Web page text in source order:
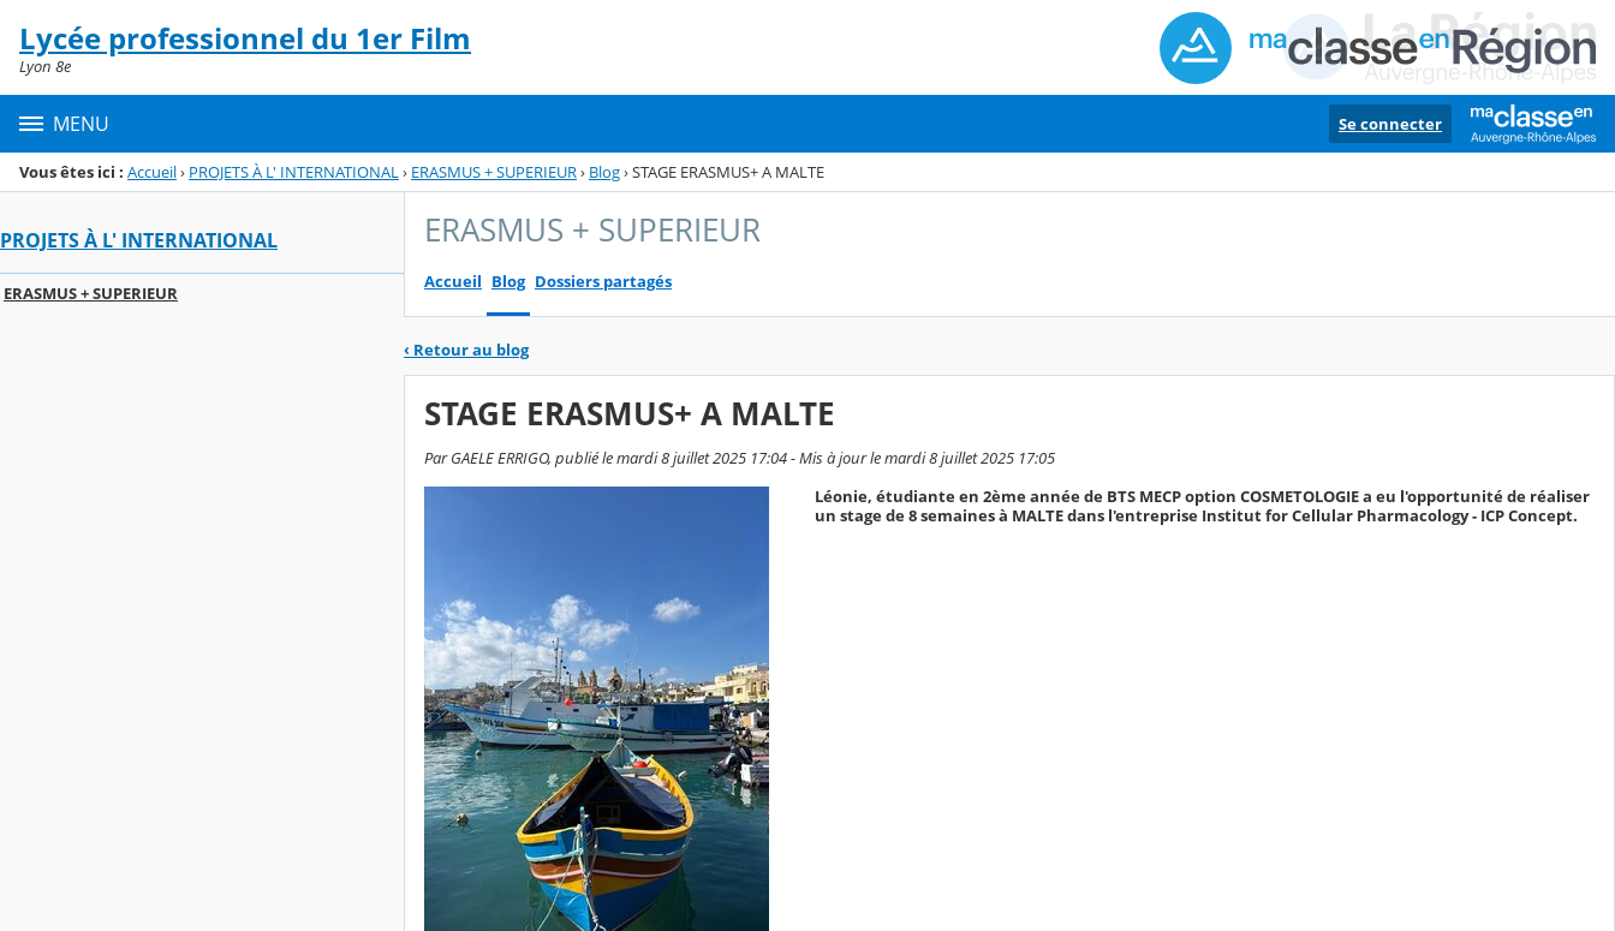
Menu de la rubrique
Contenu
Lycée professionnel du 1er Film
Lyon 8e
MENU Se connecter
Vous êtes ici : Accueil› PROJETS À L' INTERNATIONAL› ERASMUS + SUPERIEUR› Blog›STAGE ERASMUS+ A MALTE
PROJETS À L' INTERNATIONAL
ERASMUS + SUPERIEUR
ERASMUS + SUPERIEUR
Accueil Blog Dossiers partagés
‹ Retour au blog
STAGE ERASMUS+ A MALTE
Par GAELE ERRIGO, publié le mardi 8 juillet 2025 17:04 - Mis à jour le mardi 8 juillet 2025 17:05
Léonie, étudiante en 2ème année de BTS MECP option COSMETOLOGIE a eu l'opportunité de réaliser
un stage de 8 semaines à MALTE dans l'entreprise Institut for Cellular Pharmacology - ICP Concept.